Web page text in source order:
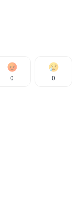
0 0